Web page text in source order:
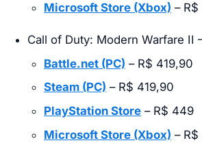
Microsoft Store (Xbox) –
Call of Duty: Modern Warfare II
Battle.net (PC) – R$ 419,90
Steam (PC) – R$ 419,90
PlayStation Store – R$ 449
Microsoft Store (Xbox) –